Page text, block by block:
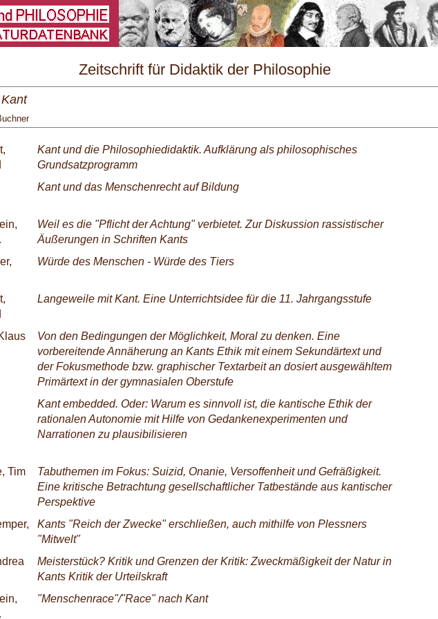
Zeitschrift für Didaktik der Philosophie
und Ethik Nr. 1/2024
Kant und die Philosophiedidaktik. Aufklärung als philosophisches
Grundsatzprogramm
Kant und das Menschenrecht auf Bildung
Weil es die "Pflicht der Achtung" verbietet. Zur Diskussion rassistischer
Äußerungen in Schriften Kants
Würde des Menschen - Würde des Tiers
Langeweile mit Kant. Eine Unterrichtsidee für die 11. Jahrgangsstufe
Von den Bedingungen der Möglichkeit, Moral zu denken. Eine
vorbereitende Annäherung an Kants Ethik mit einem Sekundärtext und
der Fokusmethode bzw. graphischer Textarbeit an dosiert ausgewähltem
Primärtext in der gymnasialen Oberstufe
Kant embedded. Oder: Warum es sinnvoll ist, die kantische Ethik der
rationalen Autonomie mit Hilfe von Gedankenexperimenten und
Narrationen zu plausibilisieren
Tim
Tabuthemen im Fokus: Suizid, Onanie, Versoffenheit und Gefräßigkeit.
Eine kritische Betrachtung gesellschaftlicher Tatbestände aus kantischer
Perspektive
Kants "Reich der Zwecke" erschließen, auch mithilfe von Plessners
"Mitwelt"
Meisterstück? Kritik und Grenzen der Kritik: Zweckmäßigkeit der Natur in
Kants Kritik der Urteilskraft
"Menschenrace"/"Race" nach Kant